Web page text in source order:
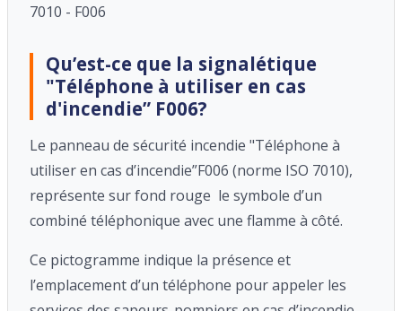
7010 - F006
Qu’est-ce que la signalétique
"Téléphone à utiliser en cas
d'incendie” F006?
Le panneau de sécurité incendie "Téléphone à
utiliser en cas d’incendie”F006 (norme ISO 7010),
représente sur fond rouge le symbole d’un
combiné téléphonique avec une flamme à côté.
Ce pictogramme indique la présence et
l’emplacement d’un téléphone pour appeler les